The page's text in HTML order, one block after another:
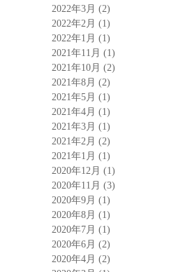
2022年3月 (2)
2022年2月 (1)
2022年1月 (1)
2021年11月 (1)
2021年10月 (2)
2021年8月 (2)
2021年5月 (1)
2021年4月 (1)
2021年3月 (1)
2021年2月 (2)
2021年1月 (1)
2020年12月 (1)
2020年11月 (3)
2020年9月 (1)
2020年8月 (1)
2020年7月 (1)
2020年6月 (2)
2020年4月 (2)